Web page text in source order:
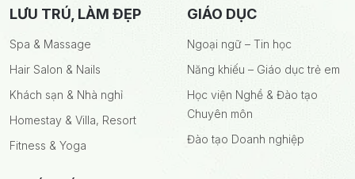
LƯU TRÚ, LÀM ĐẸP
Spa & Massage
Hair Salon & Nails
Khách sạn & Nhà nghỉ
Homestay & Villa, Resort
Fitness & Yoga
GIÁO DỤC
Ngoại ngữ – Tin học
Năng khiếu – Giáo dục trẻ em
Học viện Nghề & Đào tạo
Chuyên môn
Đào tạo Doanh nghiệp